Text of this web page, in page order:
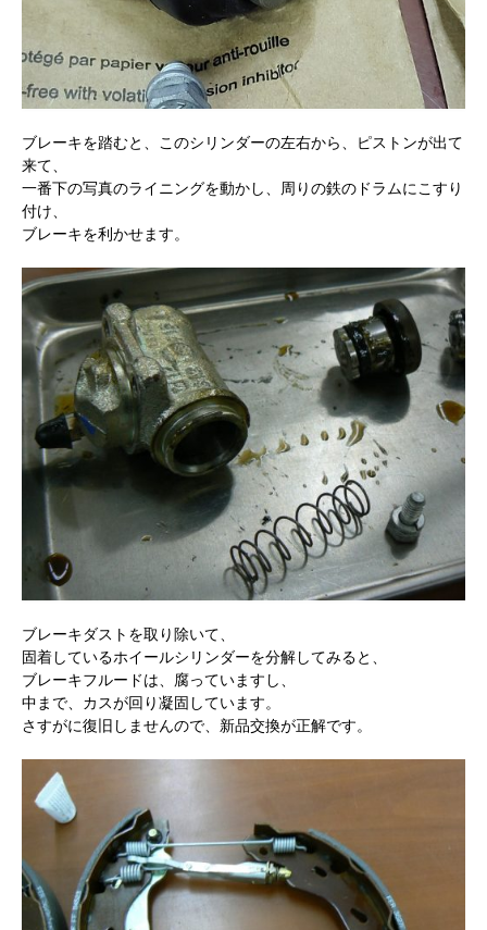
ブレーキを踏むと、このシリンダーの左右から、ピストンが出て
来て、
一番下の写真のライニングを動かし、周りの鉄のドラムにこすり
付け、
ブレーキを利かせます。
ブレーキダストを取り除いて、
固着しているホイールシリンダーを分解してみると、
ブレーキフルードは、腐っていますし、
中まで、カスが回り凝固しています。
さすがに復旧しませんので、新品交換が正解です。